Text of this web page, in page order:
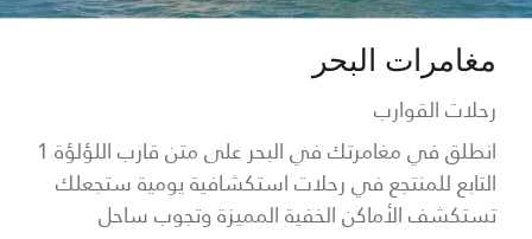
مغامرات البحر
رحلات القوارب
انطلق في مغامرتك في البحر على متن قارب اللؤلؤة 1
التابع للمنتجع في رحلات استكشافية يومية ستجعلك
تستكشف الأماكن الخفية المميزة وتجوب ساحل